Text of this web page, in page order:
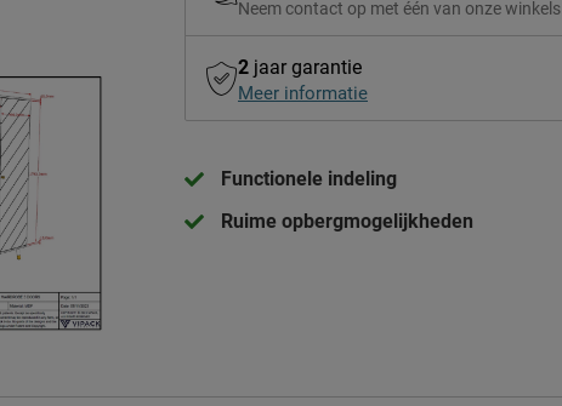
Neem contact op met één van onze winkels
2 jaar garantie
Meer informatie
Functionele indeling
Ruime opbergmogelijkheden